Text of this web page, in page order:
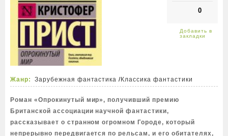
0
Жанр: Зарубежная фантастика /Классика фантастики
Роман «Опрокинутый мир», получивший премию
Британской ассоциации научной фантастики,
рассказывает о странном огромном Городе, который
непрерывно передвигается по рельсам, и его обитателях,